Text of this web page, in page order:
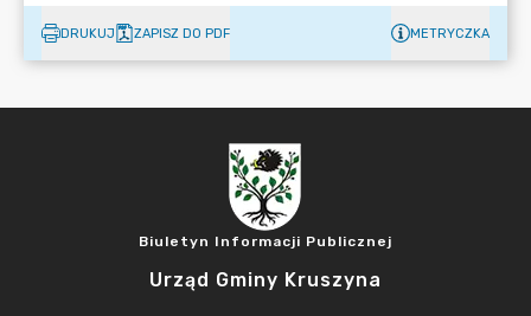
DRUKUJ ZAPISZ DO PDF METRYCZKA
Biuletyn Informacji Publicznej
Urząd Gminy Kruszyna